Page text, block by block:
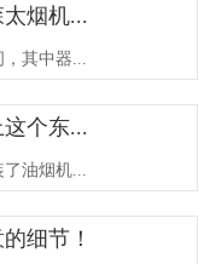
烟机...
其中器...
个东...
油烟机...
细节！